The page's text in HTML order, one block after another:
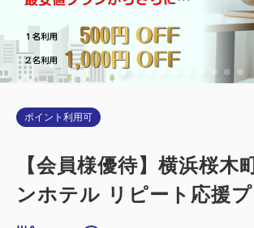
ポイント利用可
【会員様優待】横浜桜木
ンホテル リピート応援